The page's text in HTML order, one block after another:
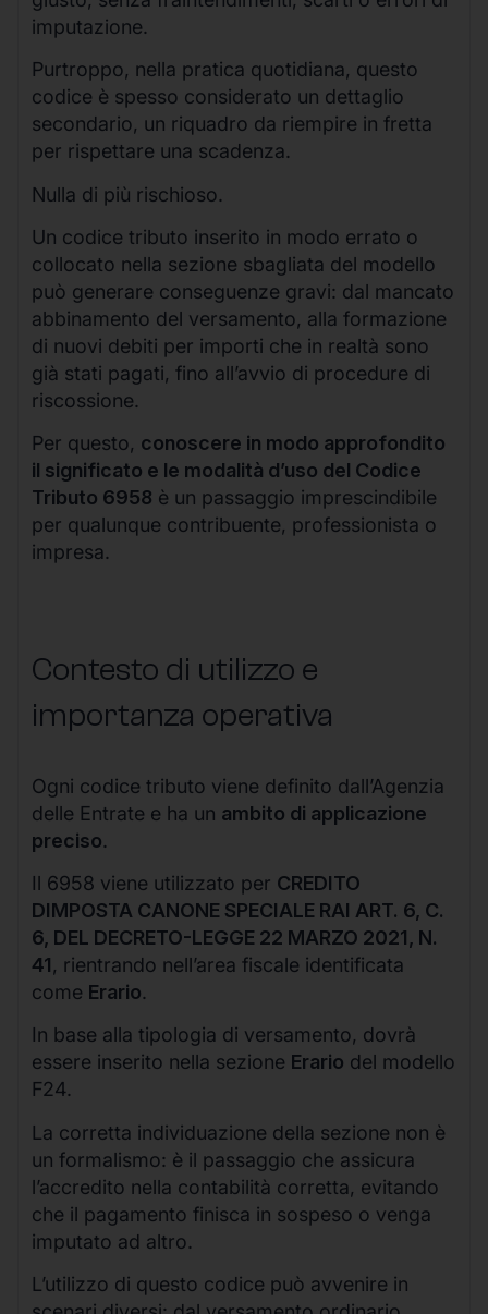
imputazione.
Purtroppo, nella pratica quotidiana, questo
codice è spesso considerato un dettaglio
secondario, un riquadro da riempire in fretta
per rispettare una scadenza.
Nulla di più rischioso.
Un codice tributo inserito in modo errato o
collocato nella sezione sbagliata del modello
può generare conseguenze gravi: dal mancato
abbinamento del versamento, alla formazione
di nuovi debiti per importi che in realtà sono
già stati pagati, fino all’avvio di procedure di
riscossione.
Per questo, conoscere in modo approfondito
il significato e le modalità d’uso del Codice
Tributo 6958 è un passaggio imprescindibile
per qualunque contribuente, professionista o
impresa.
Contesto di utilizzo e
importanza operativa
Ogni codice tributo viene definito dall’Agenzia
delle Entrate e ha un ambito di applicazione
preciso.
Il 6958 viene utilizzato per CREDITO
DIMPOSTA CANONE SPECIALE RAI ART. 6, C.
6, DEL DECRETO-LEGGE 22 MARZO 2021, N.
41, rientrando nell’area fiscale identificata
come Erario.
In base alla tipologia di versamento, dovrà
essere inserito nella sezione Erario del modello
F24.
La corretta individuazione della sezione non è
un formalismo: è il passaggio che assicura
l’accredito nella contabilità corretta, evitando
che il pagamento finisca in sospeso o venga
imputato ad altro.
L’utilizzo di questo codice può avvenire in